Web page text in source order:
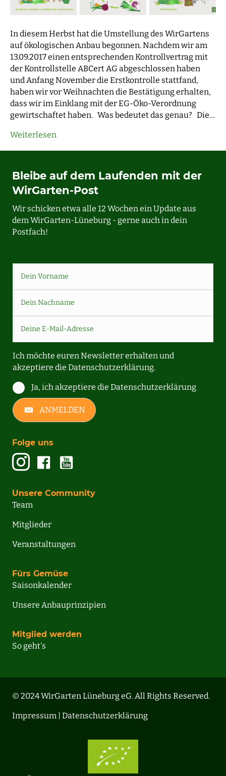
In diesem Herbst hat die Umstellung des WirGartens
auf ökologischen Anbau begonnen. Nachdem wir am
13.09.2017 einen entsprechenden Kontrollvertrag mit
der Kontrollstelle ABCert AG abgeschlossen haben
und Anfang November die Erstkontrolle stattfand,
haben wir vor Weihnachten die Bestätigung erhalten,
dass wir im Einklang mit der EG-Öko-Verordnung
gewirtschaftet haben. Was bedeutet das genau? Die…
Weiterlesen
Bleibe auf dem Laufenden mit der
WirGarten-Post
Wir schicken etwa alle 12 Wochen ein Update aus
dem WirGarten-Lüneburg - gerne auch in dein
Postfach!
Ich möchte euren Newsletter erhalten und
akzeptiere die Datenschutzerklärung.
Ja, ich akzeptiere die Datenschutzerklärung
ANMELDEN
Folge uns
Unsere Community
Team
Mitglieder
Veranstaltungen
Fürs Gemüse
Saisonkalender
Unsere Anbauprinzipien
Mitglied werden
So geht's
© 2024 WirGarten Lüneburg eG. All Rights Reserved.
Impressum | Datenschutzerklärung